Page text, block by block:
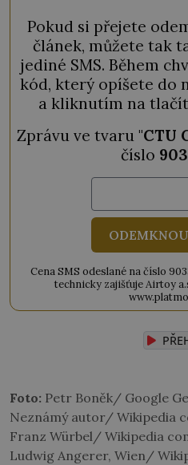
Pokud si přejete
článek, můžete tak
jediné SMS. Během
kód, který opíšete do
a kliknutím na
Zprávu ve tvaru "CTU
číslo
Cena SMS odeslané na číslo
technicky zajišťuje Airtoy
Foto: Petr Boněk/ Google
Neznámý autor/ Wikipedia
Franz Würbel/ Wikipedia
Ludwig Angerer, Wien/